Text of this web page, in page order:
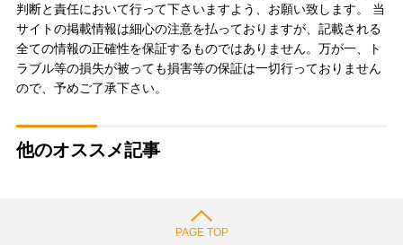
判断と責任において行って下さいますよう、お願い致します。 当
サイトの掲載情報は細心の注意を払っておりますが、記載される
全ての情報の正確性を保証するものではありません。万が一、ト
ラブル等の損失が被っても損害等の保証は一切行っておりません
ので、予めご了承下さい。
他のオススメ記事
PAGE TOP